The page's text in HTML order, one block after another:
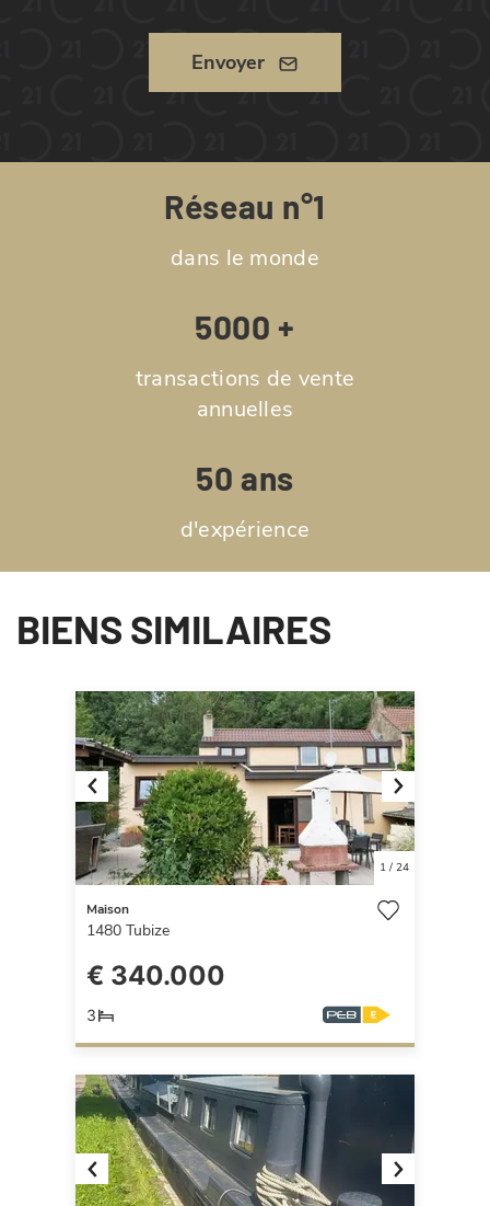
Envoyer
Réseau n°1
dans le monde
5000 +
transactions de vente
annuelles
50 ans
d'expérience
BIENS SIMILAIRES
Previous Next
1/ 24
Maison
1480 Tubize
€ 340.000
3
Previous Next